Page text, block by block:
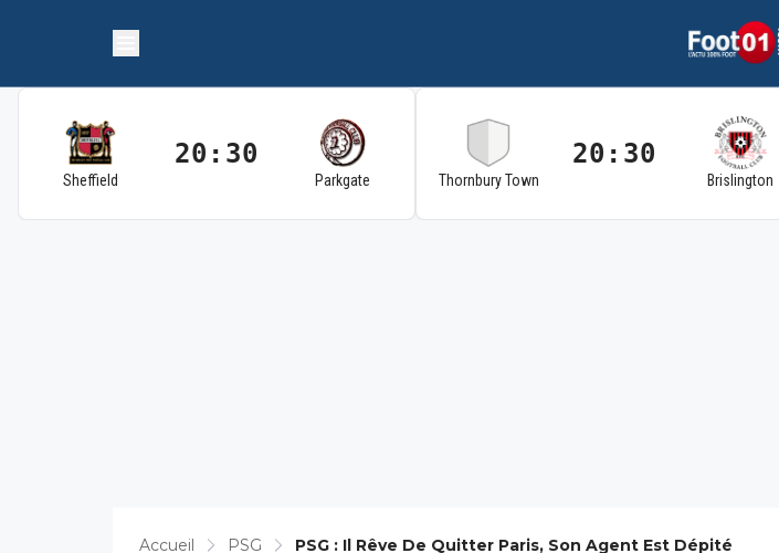
Sheffield
20:30
Parkgate Thornbury Town
20:30
Brislington
Accueil PSG PSG : Il Rêve De Quitter Paris, Son Agent Est Dépité